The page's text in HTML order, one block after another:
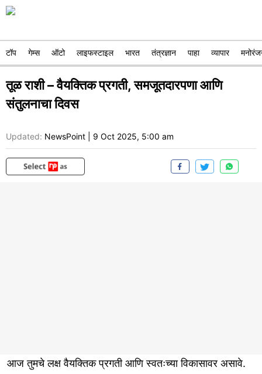
टॉप गेम्स ऑटो लाइफस्टाइल भारत तंत्रज्ञान पाहा व्यापार
तूळ राशी – वैयक्तिक प्रगती, समजूतदारपणा आणि
संतुलनाचा दिवस
Updated: NewsPoint 9 Oct 2025, 5:00 am
आज तुमचे लक्ष वैयक्तिक प्रगती आणि स्वतःच्या विकासावर असावे.